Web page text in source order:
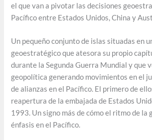
el que van a pivotar las decisiones
Pacífico entre Estados Unidos, China y
Un pequeño conjunto de islas situadas en
geoestratégico que atesora su propio
durante la Segunda Guerra Mundial y que
geopolítica generando movimientos en el
de alianzas en el Pacífico. El primero de
reapertura de la embajada de Estados
1993. Un signo más de cómo el ritmo de la
énfasis en el Pacífico.